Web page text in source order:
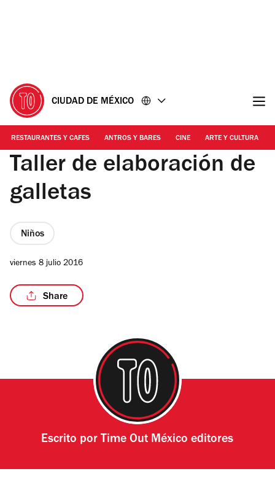
CIUDAD DE MÉXICO
RESTAURANTES Y CAFES ANTROS Y BARES CINE ARTE Y CULTURA
Taller de elaboración de
galletas
Niños
viernes 8 julio 2016
Share
Escrito por Time Out México editores